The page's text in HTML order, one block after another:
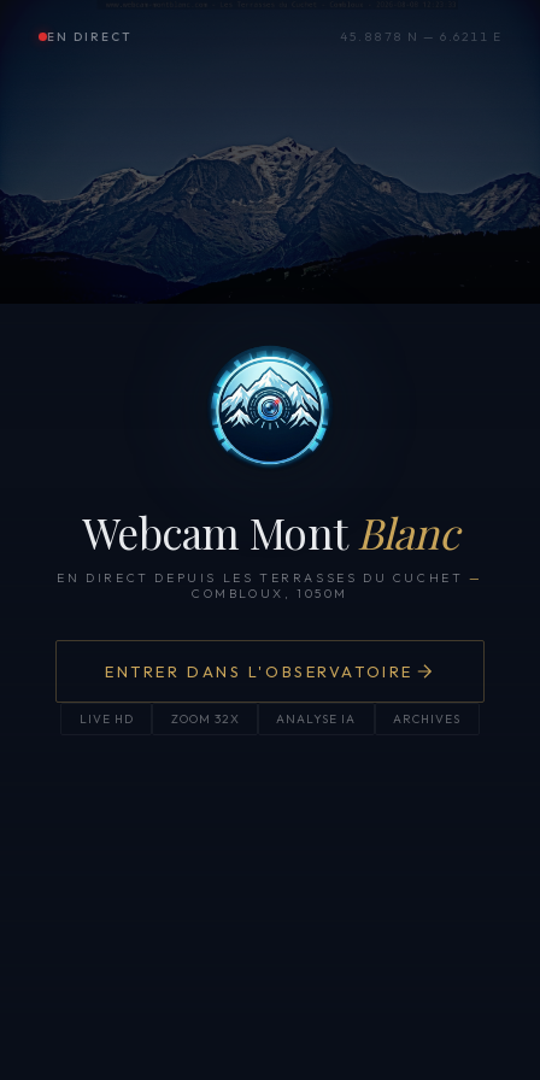
EN DIRECT 45.8878 N — 6.6211 E
Webcam Mont Blanc
EN DIRECT DEPUIS LES TERRASSES DU CUCHET —
COMBLOUX, 1050M
ENTRER DANS L'OBSERVATOIRE
LIVE HD ZOOM 32X ANALYSE IA ARCHIVES